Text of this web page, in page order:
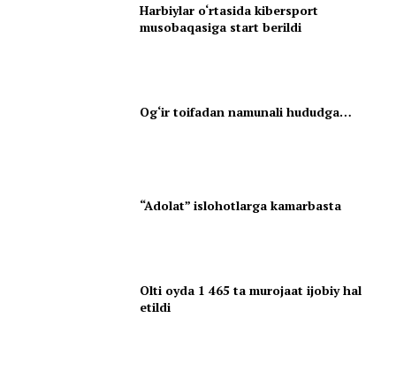
Harbiylar o‘rtasida kibersport
musobaqasiga start berildi
Og‘ir toifadan namunali hududga…
“Adolat” islohotlarga kamarbasta
Olti oyda 1 465 ta murojaat ijobiy hal
etildi